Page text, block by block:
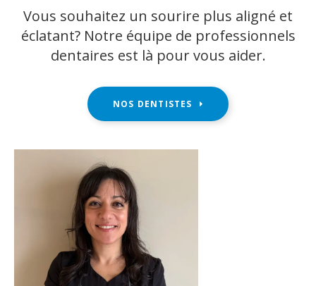
Vous souhaitez un sourire plus aligné et
éclatant? Notre équipe de professionnels
dentaires est là pour vous aider.
NOS DENTISTES